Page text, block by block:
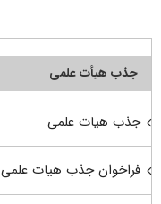
جذب هیأت علمی
جذب هیات علمی
فراخوان جذب هیات علمی ۱۴۰۴